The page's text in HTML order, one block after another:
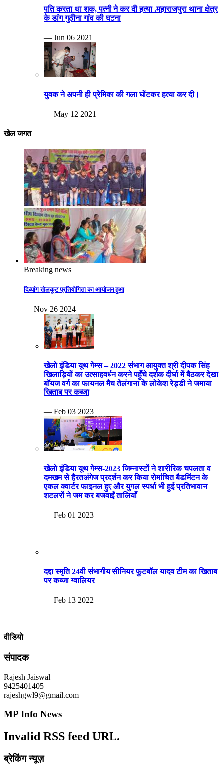
— May 12 2021
Breaking news
दिव्यांग खेलकूट प्रतियोगिता का आयोजन हुआ
— Nov 26 2024
खेलो इंडिया यूथ गेम्स – 2022 संभाग आयुक्त श्री दीपक सिंह
खिलाड़ियों का उत्साहवर्धन करने पहुँचे दर्शक दीर्घा में बैठकर देखा
खिताब पर कब्जा
— Feb 03 2023
खेलो इंडिया यूथ गेम्स-2023 जिम्नास्टों ने शारीरिक चपलता व
दमखम से हैरतअंगेज प्रदर्शन कर किया रोमांचित बैडमिंटन के
एकल क्वार्टर फाइनल हुए और युगल स्पर्धा भी हुई प्रतिभावान
शटलरों ने जम कर बजवाईं तालियाँ
— Feb 01 2023
दद्दा स्मृति 24वी संभागीय सीनियर फुटबॉल यादव टीम का खिताब
पर कब्जा ग्वालियर
— Feb 13 2022
Rajesh Jaiswal
9425401405
Invalid RSS feed URL.
ब्रेकिंग न्यूज़
बेटी की शादी, चोर घर का ताला तोड़ 20 लाख समेट ले गए.ताऊ के घर
से भी बटोरा माल
—02/10/2022